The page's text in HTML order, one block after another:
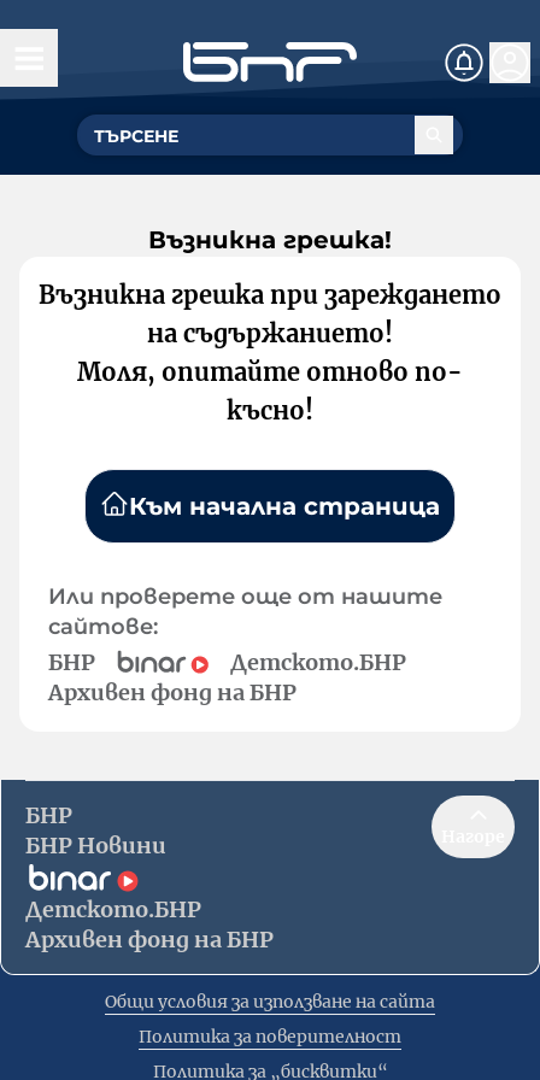
Възникна грешка!
Възникна грешка при зареждането
на съдържанието!
Моля, опитайте отново по-
късно!
Към начална страница
Или проверете още от нашите
сайтове:
БНР
Детското.БНР
Архивен фонд на БНР
БНР
БНР Новини
Детското.БНР
Архивен фонд на БНР
Общи условия за използване на сайта
Политика за поверителност
Политика за „бисквитки“